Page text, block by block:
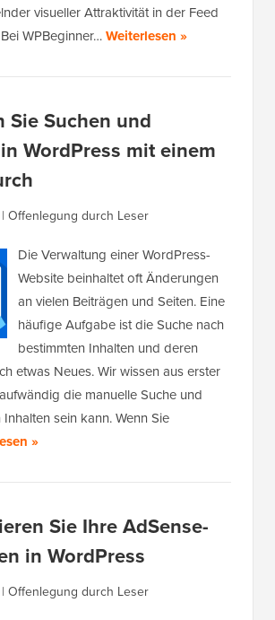
visueller Attraktivität in der Feed
WPBeginner…Weiterlesen »
Sie Suchen und
WordPress mit einem
| Offenlegung durch Leser
Die Verwaltung einer WordPress-
Website beinhaltet oft Änderungen
an vielen Beiträgen und Seiten. Eine
häufige Aufgabe ist die Suche nach
bestimmten Inhalten und deren
etwas Neues. Wir wissen aus erster
die manuelle Suche und
sein kann. Wenn Sie
»
Sie Ihre AdSense-
in WordPress
| Offenlegung durch Leser